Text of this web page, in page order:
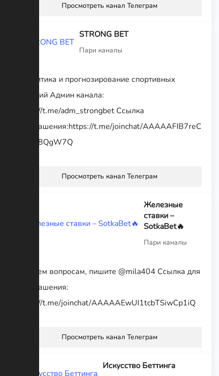
Просмотреть канал Телеграм
STRONG BET
Пари каналы
Аналитика и прогнозирование спортивных
событий Админ канала:
https://t.me/adm_strongbet Ссылка
приглашения:https://t.me/joinchat/AAAAAFIB7reC
8QDn8QgW7Q
Просмотреть канал Телеграм
Железные
ставки –
SotkaBet🔥
Пари каналы
По всем вопросам, пишите @mila404 Ссылка для
приглашения:
https://t.me/joinchat/AAAAAEwUI1tcbTSiwCp1iQ
Просмотреть канал Телеграм
Искусство Беттинга